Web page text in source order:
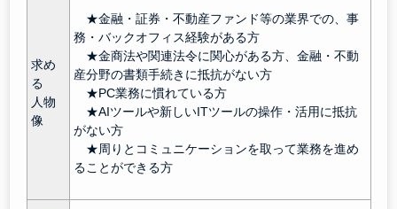
求め
る
人物
像
★金融・証券・不動産ファンド等の業界での、事
務・バックオフィス経験がある方
★金商法や関連法令に関心がある方、金融・不動
産分野の書類手続きに抵抗がない方
★PC業務に慣れている方
★AIツールや新しいITツールの操作・活用に抵抗
がない方
★周りとコミュニケーションを取って業務を進め
ることができる方